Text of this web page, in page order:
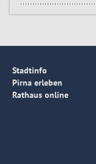
Stadtinfo
Pirna erleben
Rathaus online